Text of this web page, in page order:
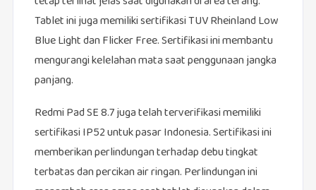
Tablet ini juga memiliki sertifikasi TUV Rheinland Low
Blue Light dan Flicker Free. Sertifikasi ini membantu
mengurangi kelelahan mata saat penggunaan jangka
panjang.
Redmi Pad SE 8.7 juga telah terverifikasi memiliki
sertifikasi IP52 untuk pasar Indonesia. Sertifikasi ini
memberikan perlindungan terhadap debu tingkat
terbatas dan percikan air ringan. Perlindungan ini